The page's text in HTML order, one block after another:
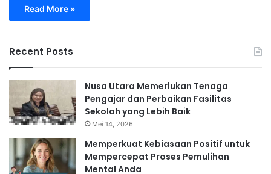
Read More »
Recent Posts
Nusa Utara Memerlukan Tenaga
Pengajar dan Perbaikan Fasilitas
Sekolah yang Lebih Baik
Mei 14, 2026
Memperkuat Kebiasaan Positif untuk
Mempercepat Proses Pemulihan
Mental Anda